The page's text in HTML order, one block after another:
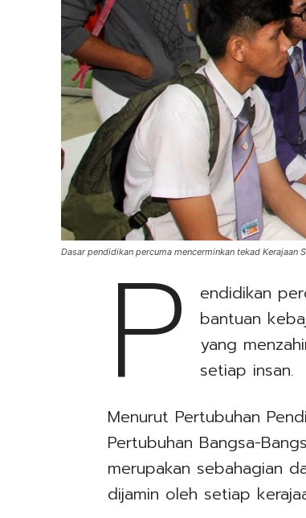
Dasar pendidikan percuma mencerminkan tekad Kerajaan
P
endidikan
bantuan
yang
setiap insan.
Menurut Pertubuhan
Pertubuhan Bangsa-
merupakan sebahagian
dijamin oleh setiap